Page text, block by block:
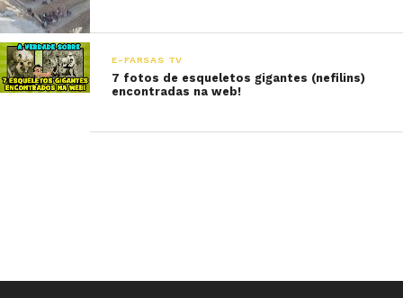
E-FARSAS TV
7 fotos de esqueletos gigantes (nefilins)
encontradas na web!